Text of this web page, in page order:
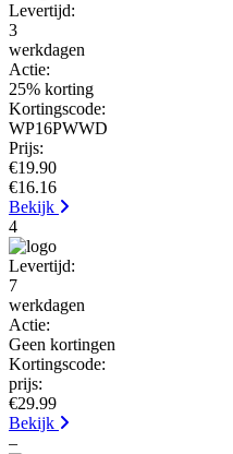
Levertijd:
3
werkdagen
Actie:
25% korting
Kortingscode:
WP16PWWD
Prijs:
€19.90
€16.16
Bekijk
4
Levertijd:
7
werkdagen
Actie:
Geen kortingen
Kortingscode:
prijs:
€29.99
Bekijk
–